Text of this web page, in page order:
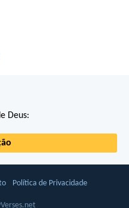
Deus:
Política de Privacidade